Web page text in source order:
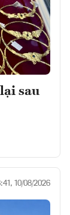
sau
10/08/2026